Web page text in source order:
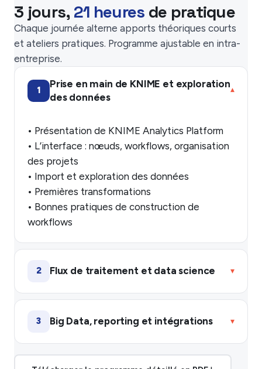
3 jours,21 heures de pratique
Chaque journée alterne apports théoriques courts
et ateliers pratiques. Programme ajustable en intra-
entreprise.
1
Prise en main de KNIME et exploration
des données
▾
• Présentation de KNIME Analytics Platform
• L’interface : nœuds, workflows, organisation
des projets
• Import et exploration des données
• Premières transformations
• Bonnes pratiques de construction de
workflows
2 Flux de traitement et data science ▾
3 Big Data, reporting et intégrations ▾